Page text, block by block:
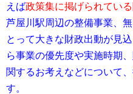
えば政策集に掲げられてい
芦屋川駅周辺の整備事業、
とって大きな財政出動が見
ら事業の優先度や実施時期
関するお考えなどについて
す。